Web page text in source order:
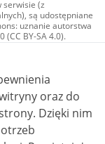
serwisie (z
są udostępniane
uznanie autorstwa
(CC BY-SA 4.0).
zdjęcia, materiały
licencji typu
użycie
4.0 (CC BY-
inaczej.
oraz do
nim